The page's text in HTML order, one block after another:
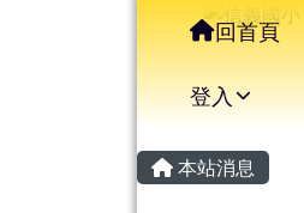
信義國小導覽列
回首頁
登入
主內容區域
本站消息
頁尾區域